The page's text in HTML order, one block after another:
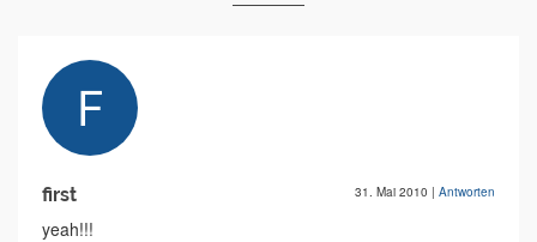
first 31. Mai 2010 | Antworten
yeah!!!